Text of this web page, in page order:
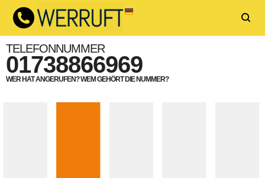
TELEFONNUMMER
01738866969
WER HAT ANGERUFEN? WEM GEHÖRT DIE NUMMER?